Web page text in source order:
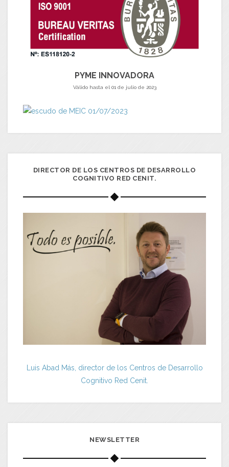
PYME INNOVADORA
Válido hasta el 01 de julio de 2023
DIRECTOR DE LOS CENTROS DE DESARROLLO
COGNITIVO RED CENIT.
Luis Abad Más, director de los Centros de Desarrollo
Cognitivo Red Cenit.
NEWSLETTER